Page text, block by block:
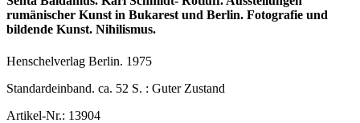
rumänischer Kunst in Bukarest und Berlin. Fotografie und
bildende Kunst. Nihilismus.
Henschelverlag Berlin. 1975
Standardeinband. ca. 52 S. : Guter Zustand
Artikel-Nr.: 13904